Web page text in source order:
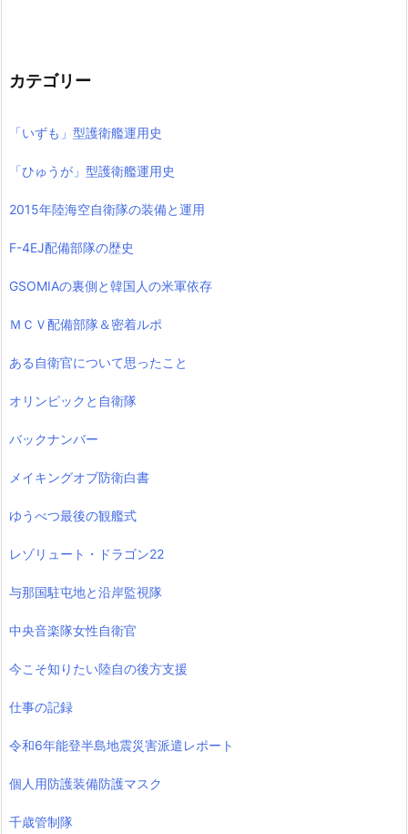
カテゴリー
「いずも」型護衛艦運用史
「ひゅうが」型護衛艦運用史
2015年陸海空自衛隊の装備と運用
F-4EJ配備部隊の歴史
GSOMIAの裏側と韓国人の米軍依存
ＭＣＶ配備部隊＆密着ルポ
ある自衛官について思ったこと
オリンピックと自衛隊
バックナンバー
メイキングオブ防衛白書
ゆうべつ最後の観艦式
レゾリュート・ドラゴン22
与那国駐屯地と沿岸監視隊
中央音楽隊女性自衛官
今こそ知りたい陸自の後方支援
仕事の記録
令和6年能登半島地震災害派遣レポート
個人用防護装備防護マスク
千歳管制隊